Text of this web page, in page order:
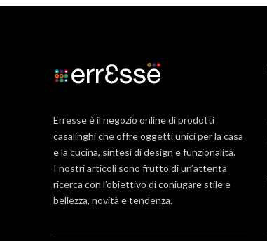
Erresse è il negozio online di prodotti
casalinghi che offre oggetti unici per la casa
e la cucina, sintesi di design e funzionalità.
I nostri articoli sono frutto di un’attenta
ricerca con l’obiettivo di coniugare stile e
bellezza, novità e tendenza.